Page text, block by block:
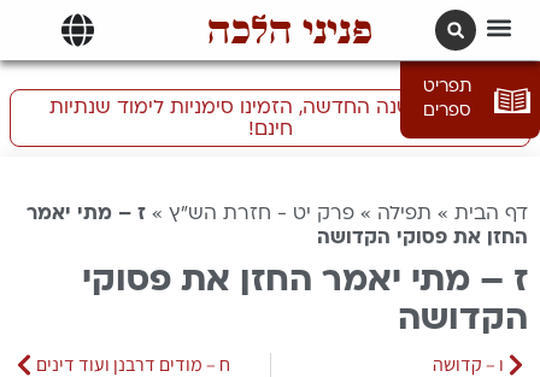
פניני הלכה
תפריט
ספרים
התכוננו לשנה החדשה, הזמינו סימניות לימוד שנתיות
חינם!
דף הבית » תפילה » פרק יט - חזרת הש"ץ » ז – מתי יאמר
החזן את פסוקי הקדושה
ז – מתי יאמר החזן את פסוקי
הקדושה
ו – קדושה ח – מודים דרבנן ועוד דינים